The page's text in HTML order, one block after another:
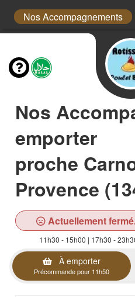
Nos Accompagnements
Nos
emporter
proche
Provence
Actuellement
11h30 - 15h00 | 17h30 -
À emporter
Précommande pour 11h50